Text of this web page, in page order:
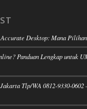
Desktop: Mana
Panduan Lengkap untuk
Tlp/WA 0812-9330-